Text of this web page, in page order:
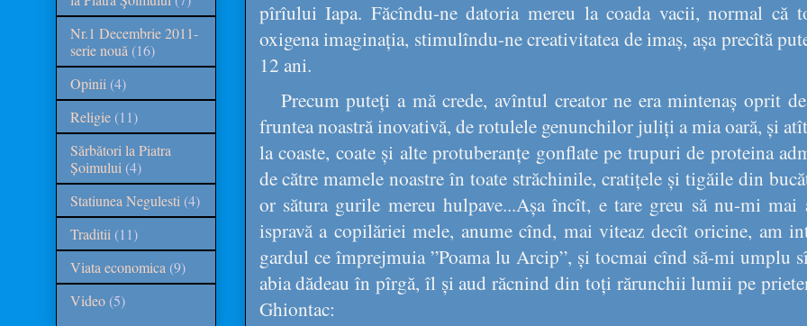
pîrîului Iapa. Făcîndu-ne datoria mereu la coada vacii, normal că
oxigena imaginația, stimulîndu-ne creativitatea de imaș, așa precîtă
12 ani.
Precum puteți a mă crede, avîntul creator ne era mintenaș oprit
fruntea noastră inovativă, de rotulele genunchilor juliți a mia oară, și
la coaste, coate și alte protuberanțe gonflate pe trupuri de proteina
de către mamele noastre în toate străchinile, cratițele și tigăile din
or sătura gurile mereu hulpave...Așa încît, e tare greu să nu-mi mai
ispravă a copilăriei mele, anume cînd, mai viteaz decît oricine, am
gardul ce împrejmuia ”Poama lu Arcip”, și tocmai cînd să-mi umplu
abia dădeau în pîrgă, îl și aud răcnind din toți rărunchii lumii pe
Ghiontac:
Nr.1 Decembrie 2011-
serie nouă (16)
Opinii (4)
Religie (11)
Sărbători la Piatra
Șoimului (4)
Statiunea Negulesti (4)
Traditii (11)
Viata economica (9)
Video (5)